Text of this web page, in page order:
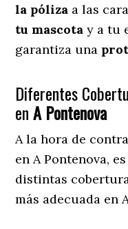
la póliza a las
tu mascota y a tu
garantiza una
Diferentes
en A Pontenova
A la hora de
en A Pontenova,
distintas
más adecuada en